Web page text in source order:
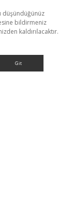
düşündüğünüz
bildirmeniz
kaldırılacaktır.